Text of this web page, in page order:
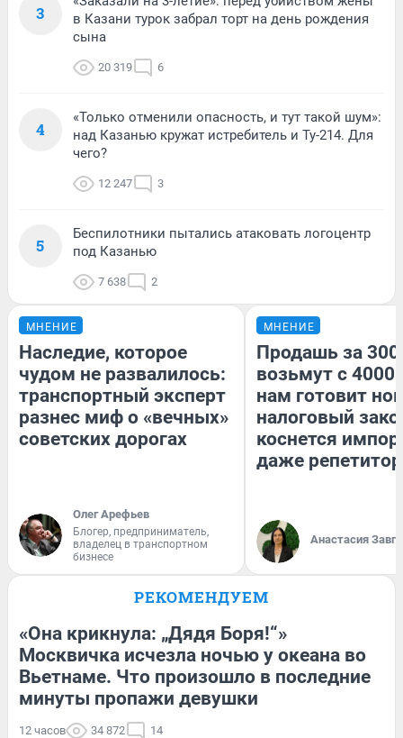
3
в Казани турок забрал торт на день рождения
сына
20 319 6
4
«Только отменили опасность, и тут такой шум»:
над Казанью кружат истребитель и Ту-214. Для
чего?
12 247 3
5
Беспилотники пытались атаковать логоцентр
под Казанью
7 638 2
МНЕНИЕ
Наследие, которое
чудом не развалилось:
транспортный эксперт
разнес миф о «вечных»
советских дорогах
Олег Арефьев
Блогер, предприниматель,
владелец в транспортном
бизнесе
МНЕНИЕ
Продашь за
возьмут с
нам готовит
налоговый
коснется
даже
Анастасия
РЕКОМЕНДУЕМ
«Она крикнула: „Дядя Боря!“»
Москвичка исчезла ночью у океана во
Вьетнаме. Что произошло в последние
минуты пропажи девушки
12 часов 34 872 14